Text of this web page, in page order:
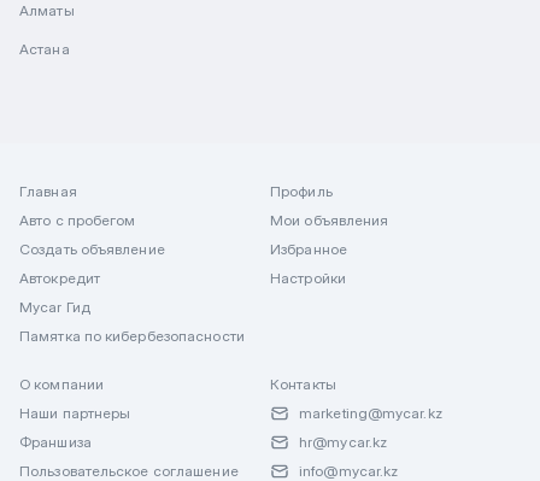
Алматы
Астана
Главная
Авто с пробегом
Создать объявление
Автокредит
Mycar Гид
Памятка по кибербезопасности
Профиль
Мои объявления
Избранное
Настройки
О компании
Наши партнеры
Франшиза
Пользовательское соглашение
Контакты
marketing@mycar.kz
hr@mycar.kz
info@mycar.kz